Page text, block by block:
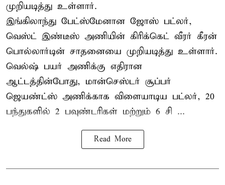
முறியடித்து உள்ளார்.
இங்கிலாந்து பேட்ஸ்மேனான ஜோஸ் பட்லர்,
வெஸ்ட் இண்டீஸ் அணியின் கிரிக்கெட் வீரர் கீரன்
பொல்லார்டின் சாதனையை முறியடித்து உள்ளார்.
வெல்ஷ் பயர் அணிக்கு எதிரான
ஆட்டத்தின்போது, மான்செஸ்டர் சூப்பர்
ஜெயண்ட்ஸ் அணிக்காக விளையாடிய பட்லர், 20
பந்துகளில் 2 பவுண்டரிகள் மற்றும் 6 சி ...
Read More